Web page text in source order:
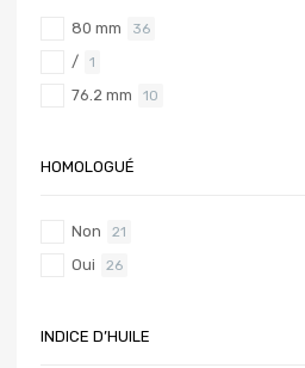
80 mm 36
/ 1
76.2 mm 10
HOMOLOGUÉ
Non 21
Oui 26
INDICE D’HUILE